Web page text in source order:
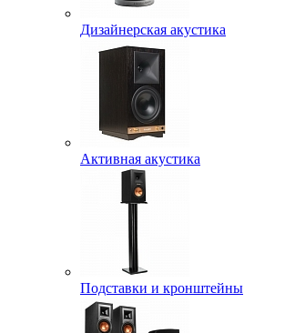
Дизайнерская акустика
Активная акустика
Подставки и кронштейны